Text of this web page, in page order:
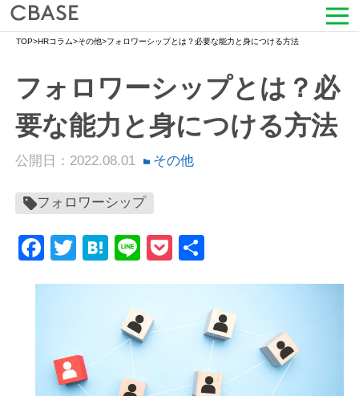
活用シーン
導入事例
HRコラム
お知らせ
TOP>HRコラム>その他>フォロワーシップとは？必要な能力と身につける方法
フォロワーシップとは？必
要な能力と身につける方法
公開日：2022.08.01 その他
フォロワーシップ
Facebook
Twitter
Hatena
LinePocket